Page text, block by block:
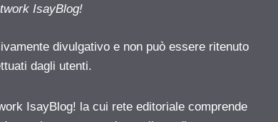
IsayBlog!
divulgativo e non può essere ritenuto
dagli utenti.
IsayBlog! la cui rete editoriale comprende